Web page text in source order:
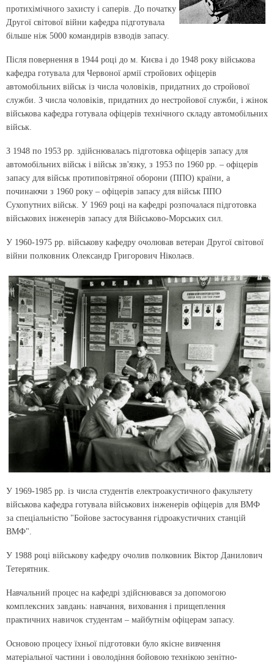
протихімічного захисту і саперів. До початку
Другої світової війни кафедра підготувала
більше ніж 5000 командирів взводів запасу.
Після повернення в 1944 році до м. Києва і до 1948 року військова
кафедра готувала для Червоної армії стройових офіцерів
автомобільних військ із числа чоловіків, придатних до стройової
служби. З числа чоловіків, придатних до нестройової служби, і жінок
військова кафедра готувала офіцерів технічного складу автомобільних
військ.
З 1948 по 1953 рр. здійснювалась підготовка офіцерів запасу для
автомобільних військ і військ зв'язку, з 1953 по 1960 рр. – офіцерів
запасу для військ протиповітряної оборони (ППО) країни, а
починаючи з 1960 року – офіцерів запасу для військ ППО
Сухопутних військ. У 1969 році на кафедрі розпочалася підготовка
військових інженерів запасу для Військово-Морських сил.
У 1960-1975 рр. військову кафедру очолював ветеран Другої світової
війни полковник Олександр Григорович Ніколаєв.
У 1969-1985 рр. із числа студентів електроакустичного факультету
військова кафедра готувала військових інженерів офіцерів для ВМФ
за спеціальністю "Бойове застосування гідроакустичних станцій
ВМФ".
У 1988 році військову кафедру очолив полковник Віктор Данилович
Тетерятник.
Навчальний процес на кафедрі здійснювався за допомогою
комплексних завдань: навчання, виховання і прищеплення
практичних навичок студентам – майбутнім офіцерам запасу.
Основою процесу їхньої підготовки було якісне вивчення
матеріальної частини і оволодіння бойовою технікою зенітно-